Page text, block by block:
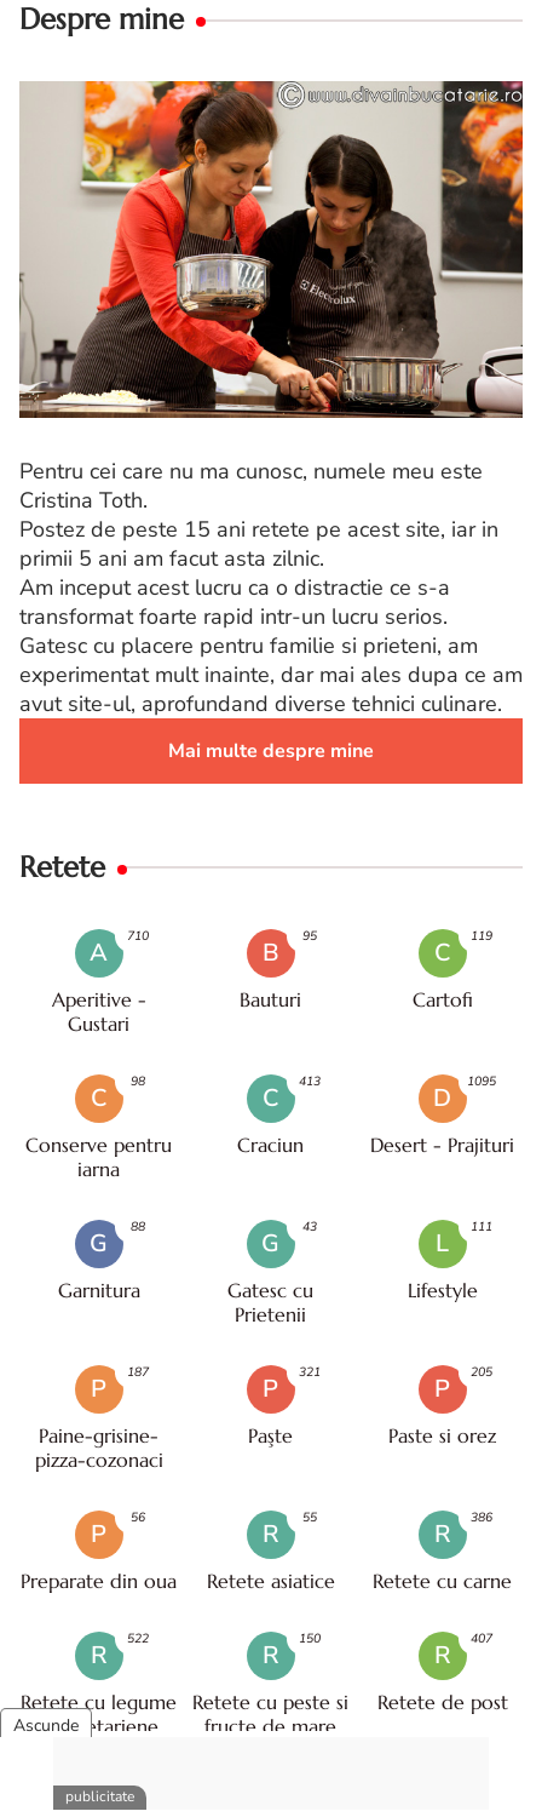
Despre mine
Pentru cei care nu ma cunosc, numele meu este
Cristina Toth.
Postez de peste 15 ani retete pe acest site, iar in
primii 5 ani am facut asta zilnic.
Am inceput acest lucru ca o distractie ce s-a
transformat foarte rapid intr-un lucru serios.
Gatesc cu placere pentru familie si prieteni, am
experimentat mult inainte, dar mai ales dupa ce am
avut site-ul, aprofundand diverse tehnici culinare.
Mai multe despre mine
Retete
A
Aperitive -
Gustari
710
B
Bauturi
95
C
Cartofi
119
C
Conserve pentru
iarna
98
C
Craciun
413
D
Desert - Prajituri
1095
G
Garnitura
88
G
Gatesc cu
Prietenii
43
L
Lifestyle
111
P
Paine-grisine-
pizza-cozonaci
187
P
Paşte
321
P
Paste si orez
205
P
Preparate din oua
56
R
Retete asiatice
55
R
Retete cu carne
386
R
Retete cu legume
- vegetariene
522
R
Retete cu peste si
fructe de mare
150
R
Retete de post
407
R
32